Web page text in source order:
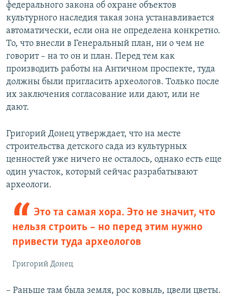
федерального закона об охране объектов
культурного наследия такая зона устанавливается
автоматически, если она не определена конкретно.
То, что внесли в Генеральный план, ни о чем не
говорит – на то он и план. Перед тем как
производить работы на Античном проспекте, туда
должны были пригласить археологов. Только после
их заключения согласование или дают, или не
дают.
Григорий Донец утверждает, что на месте
строительства детского сада из культурных
ценностей уже ничего не осталось, однако есть еще
один участок, который сейчас разрабатывают
археологи.
Это та самая хора. Это не значит, что
нельзя строить – но перед этим нужно
привести туда археологов
Григорий Донец
– Раньше там была земля, рос ковыль, цвели цветы.